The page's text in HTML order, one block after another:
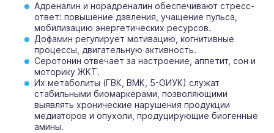
Адреналин и норадреналин обеспечивают стресс-
ответ: повышение давления, учащение пульса,
мобилизацию энергетических ресурсов.
Дофамин регулирует мотивацию, когнитивные
процессы, двигательную активность.
Серотонин отвечает за настроение, аппетит, сон и
моторику ЖКТ.
Их метаболиты (ГВК, ВМК, 5-ОИУК) служат
стабильными биомаркерами, позволяющими
выявлять хронические нарушения продукции
медиаторов и опухоли, продуцирующие биогенные
амины.